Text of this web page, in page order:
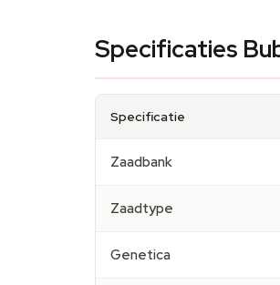
Specificaties
Specificatie
Zaadbank
Zaadtype
Genetica